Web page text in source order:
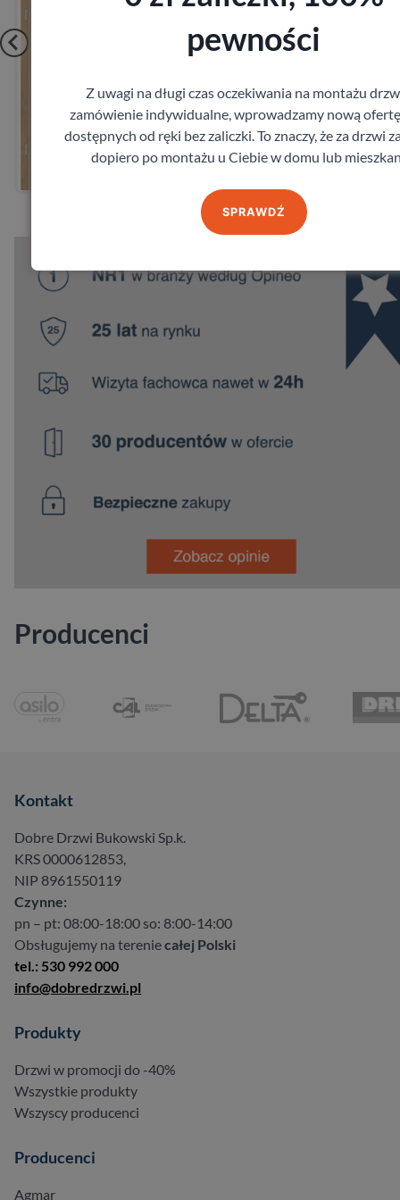
Producenci
Kontakt
Dobre Drzwi Bukowski Sp.k.
KRS 0000612853,
NIP 8961550119
Czynne:
pn – pt: 08:00-18:00 so: 8:00-14:00
Obsługujemy na tereniecałej Polski
tel.: 530 992 000
info@dobredrzwi.pl
Produkty
Drzwi w promocji do -40%
Wszystkie produkty
Wszyscy producenci
Producenci
Agmar
pewności
Z uwagi na długi czas oczekiwania na montażu
zamówienie indywidualne, wprowadzamy nową
dostępnych od ręki bez zaliczki. To znaczy, że za drzwi
dopiero po montażu u Ciebie w domu lub
SPRAWDŹ